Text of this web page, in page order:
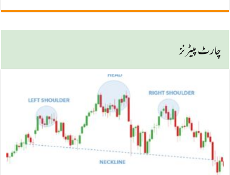
چارٹ پیٹرنز